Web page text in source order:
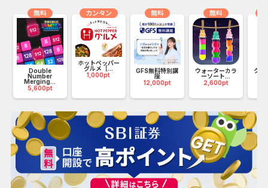
Double
Number
Merging...
5,600pt
無料
ホットペッパー
グルメ［...
1,000pt
カンタン
GFS無料特別講
座
12,000pt
無料
ウォーターカラ
ーソート...
2,600pt
無料
クラ